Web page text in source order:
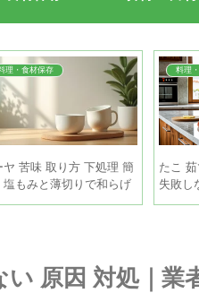
理・食材保存
ヤ 苦味 取り方 下処理 簡
塩もみと薄切りで和らげ
順
料理
たこ
失敗し
原因 対処｜業